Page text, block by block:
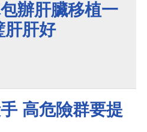
辦肝臟移植一
肝肝好
高危險群要提